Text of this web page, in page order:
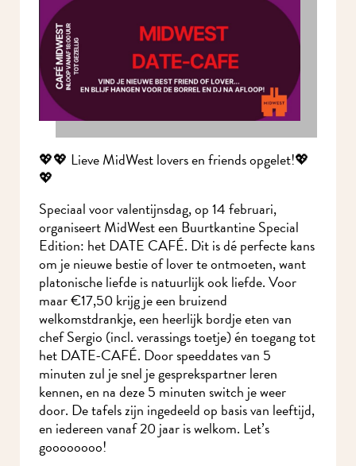
💖💖 Lieve MidWest lovers en friends opgelet!💖
💖
Speciaal voor valentijnsdag, op 14 februari,
organiseert MidWest een Buurtkantine Special
Edition: het DATE CAFÉ. Dit is dé perfecte kans
om je nieuwe bestie of lover te ontmoeten, want
platonische liefde is natuurlijk ook liefde. Voor
maar €17,50 krijg je een bruizend
welkomstdrankje, een heerlijk bordje eten van
chef Sergio (incl. verassings toetje) én toegang tot
het DATE-CAFÉ. Door speeddates van 5
minuten zul je snel je gesprekspartner leren
kennen, en na deze 5 minuten switch je weer
door. De tafels zijn ingedeeld op basis van leeftijd,
en iedereen vanaf 20 jaar is welkom. Let’s
goooooooo!